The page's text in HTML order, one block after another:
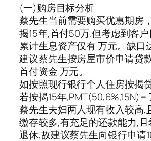
(一)购房目标分析
蔡先生当前需要购买优惠期房
揭15年,首付50万.但考虑到客
累计生息资产仅有 万元。缺口
建议蔡先生按房屋市价申请贷
首付资金 万元。
如按照现行银行个人住房按揭
若按揭15年,PMT(50,6%,15N)=
蔡先生夫妇两人现有收入较高,
缴存较多,有充足的还款能力,
退休,故建议蔡先生向银行申请